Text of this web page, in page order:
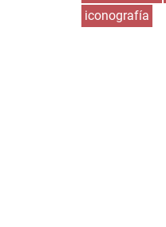
iconografía